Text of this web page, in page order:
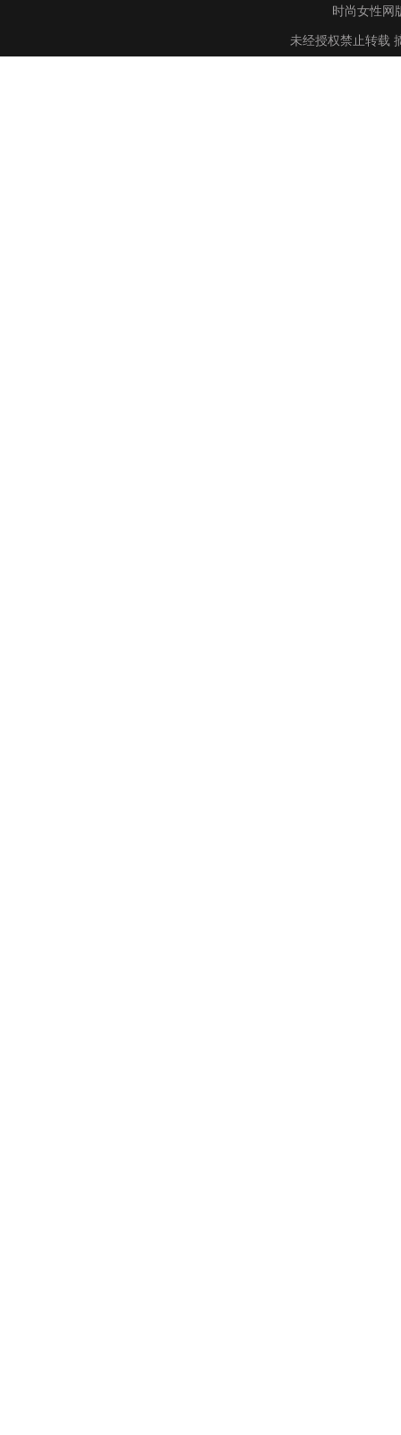
时尚女性网
未经授权禁止转载